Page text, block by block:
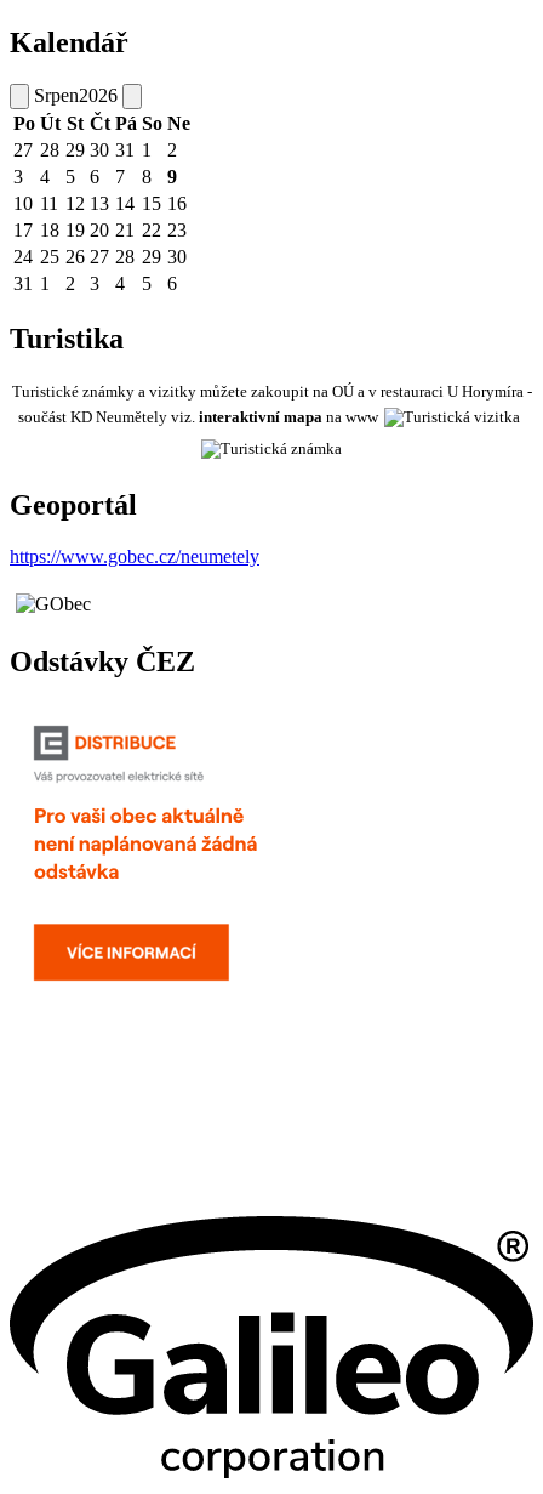
Kalendář
Srpen2026
Po Út St Čt Pá So Ne
27 28 29 30 31 1
2
3
4 5 6 7 8
9
10 11 12 13 14 15 16
17 18 19 20 21 22 23
24 25 26 27 28 29 30
31 1 2 3 4 5 6
Turistika
Turistické známky a vizitky můžete zakoupit na OÚ a v restauraci U Horymíra -
součást KD Neumětely viz. interaktivní mapa na www
Geoportál
https://www.gobec.cz/neumetely
Odstávky ČEZ